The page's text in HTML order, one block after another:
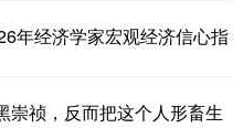
年经济学家宏观经济信心指
崇祯，反而把这个人形畜生